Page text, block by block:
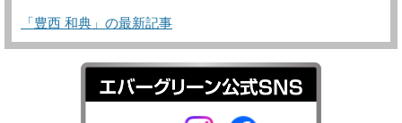
「豊西 和典」の最新記事